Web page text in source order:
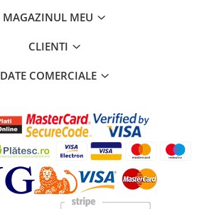
MAGAZINUL MEU
CLIENTI
DATE COMERCIALE